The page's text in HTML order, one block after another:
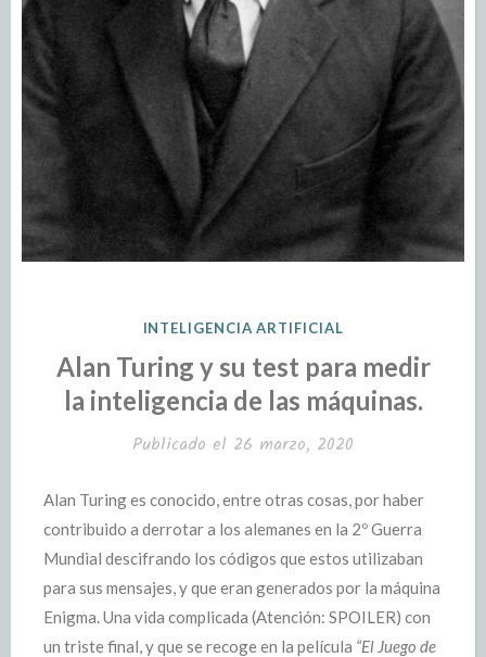
INTELIGENCIA ARTIFICIAL
Alan Turing y su test para medir
la inteligencia de las máquinas.
Publicado el 26 marzo, 2020
Alan Turing es conocido, entre otras cosas, por haber
contribuido a derrotar a los alemanes en la 2º Guerra
Mundial descifrando los códigos que estos utilizaban
para sus mensajes, y que eran generados por la máquina
Enigma. Una vida complicada (Atención: SPOILER) con
un triste final, y que se recoge en la película “El Juego de